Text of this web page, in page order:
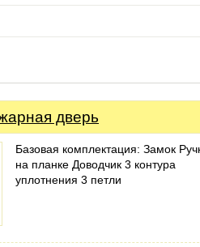
дверь
Базовая комплектация: Замок
на планке Доводчик 3 контура
уплотнения 3 петли